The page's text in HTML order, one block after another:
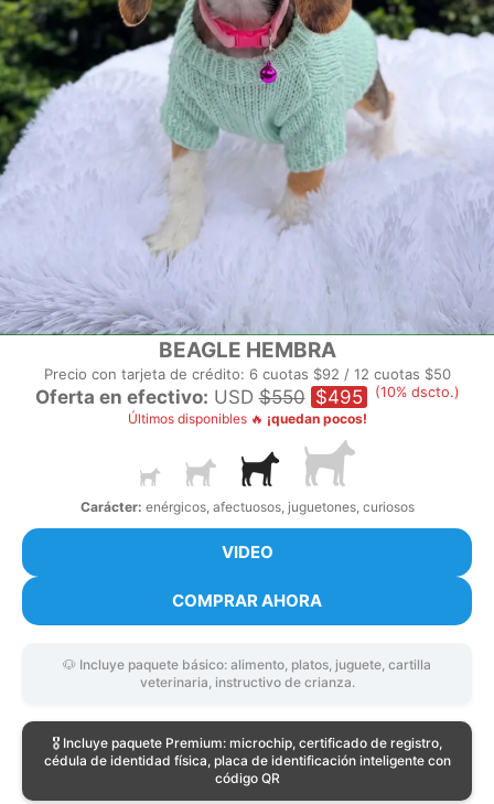
BEAGLE HEMBRA
Precio con tarjeta de crédito: 6 cuotas $92 / 12 cuotas $50
Oferta en efectivo: USD$550 $495
(10% dscto.)
Últimos disponibles 🔥 ¡quedan pocos!
Carácter: enérgicos, afectuosos, juguetones, curiosos
VIDEO
COMPRAR AHORA
🐶 Incluye paquete básico: alimento, platos, juguete, cartilla
veterinaria, instructivo de crianza.
🎖️ Incluye paquete Premium: microchip, certificado de registro,
cédula de identidad física, placa de identificación inteligente con
código QR